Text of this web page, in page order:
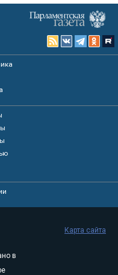
в
Карта сайта